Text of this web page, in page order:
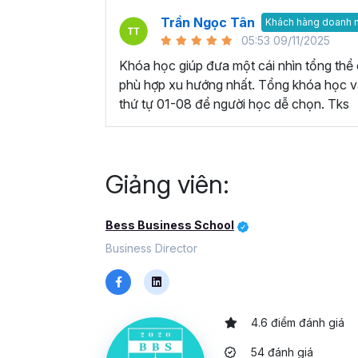
Trần Ngọc Tân Khách hàng doanh
05:53 09/11/2025
Khóa học giúp đưa một cái nhìn tổng
phù hợp xu hướng nhất. Tổng khóa học
thứ tự 01-08 để người học dễ chọn. Tks
Giảng viên:
Bess Business School
Business Director
4.6 điểm đánh giá
54 đánh giá